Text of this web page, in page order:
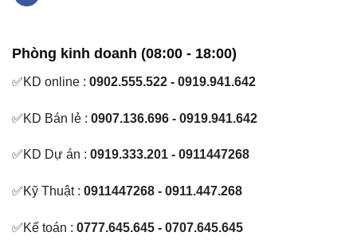
Phòng kinh doanh (08:00 - 18:00)
✅KD online : 0902.555.522 - 0919.941.642
✅KD Bán lẻ : 0907.136.696 - 0919.941.642
✅KD Dự án : 0919.333.201 - 0911447268
✅Kỹ Thuật : 0911447268 - 0911.447.268
✅Kế toán : 0777.645.645 - 0707.645.645